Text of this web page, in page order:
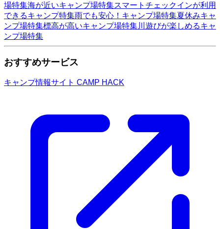
場特集海が近いキャンプ場特集スマートチェックインが利用
できるキャンプ特集雨でも安心！キャンプ場特集夏休みキャ
ンプ場特集標高が高いキャンプ場特集川遊びが楽しめるキャ
ンプ場特集
おすすめサービス
キャンプ情報サイト CAMP HACK